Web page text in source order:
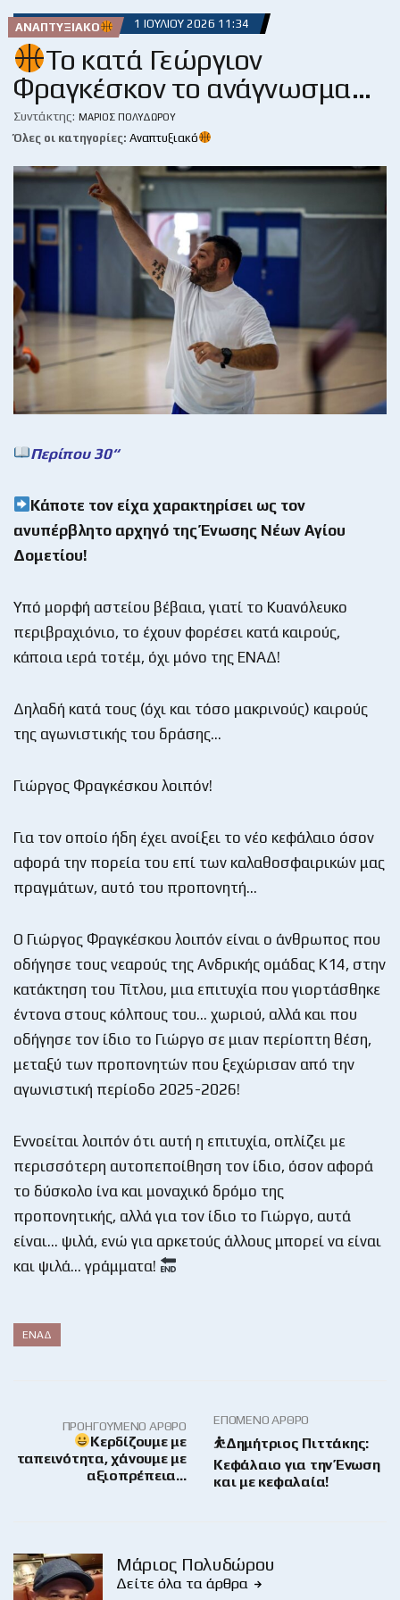
ΑΝΑΠΤΥΞΙΑΚΌ 1 ΙΟΥΛΊΟΥ 2026 11:34
Το κατά Γεώργιον
Φραγκέσκον το ανάγνωσμα…
Συντάκτης: ΜΆΡΙΟΣ ΠΟΛΥΔΏΡΟΥ
Όλες οι κατηγορίες: Αναπτυξιακό
Περίπου 30“
Κάποτε τον είχα χαρακτηρίσει ως τον
ανυπέρβλητο αρχηγό της Ένωσης Νέων Αγίου
Δομετίου!
Υπό μορφή αστείου βέβαια, γιατί το Κυανόλευκο
περιβραχιόνιο, το έχουν φορέσει κατά καιρούς,
κάποια ιερά τοτέμ, όχι μόνο της ΕΝΑΔ!
Δηλαδή κατά τους (όχι και τόσο μακρινούς) καιρούς
της αγωνιστικής του δράσης…
Γιώργος Φραγκέσκου λοιπόν!
Για τον οποίο ήδη έχει ανοίξει το νέο κεφάλαιο όσον
αφορά την πορεία του επί των καλαθοσφαιρικών μας
πραγμάτων, αυτό του προπονητή…
Ο Γιώργος Φραγκέσκου λοιπόν είναι ο άνθρωπος που
οδήγησε τους νεαρούς της Ανδρικής ομάδας Κ14, στην
κατάκτηση του Τίτλου, μια επιτυχία που γιορτάσθηκε
έντονα στους κόλπους του… χωριού, αλλά και που
οδήγησε τον ίδιο το Γιώργο σε μιαν περίοπτη θέση,
μεταξύ των προπονητών που ξεχώρισαν από την
αγωνιστική περίοδο 2025-2026!
Εννοείται λοιπόν ότι αυτή η επιτυχία, οπλίζει με
περισσότερη αυτοπεποίθηση τον ίδιο, όσον αφορά
το δύσκολο ίνα και μοναχικό δρόμο της
προπονητικής, αλλά για τον ίδιο το Γιώργο, αυτά
είναι… ψιλά, ενώ για αρκετούς άλλους μπορεί να είναι
και ψιλά… γράμματα!
ΕΝΑΔ
ΠΡΟΗΓΟΎΜΕΝΟ ΆΡΘΡΟ
Κερδίζουμε με
ταπεινότητα, χάνουμε με
αξιοπρέπεια…
ΕΠΌΜΕΝΟ ΆΡΘΡΟ
⛹️Δημήτριος Πιττάκης:
Κεφάλαιο για την Ένωση
και με κεφαλαία!
Μάριος Πολυδώρου
Δείτε όλα τα άρθρα